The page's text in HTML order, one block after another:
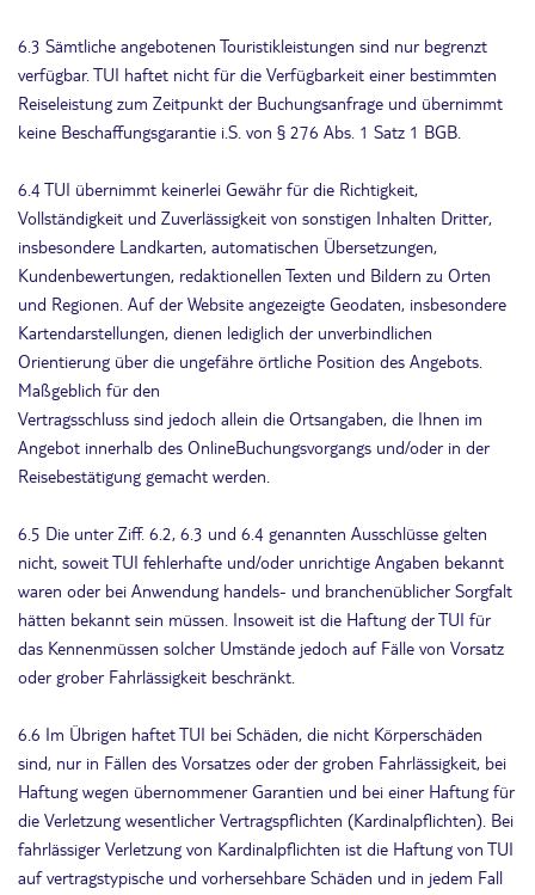
6.3 Sämtliche angebotenen Touristikleistungen sind nur begrenzt
verfügbar. TUI haftet nicht für die Verfügbarkeit einer bestimmten
Reiseleistung zum Zeitpunkt der Buchungsanfrage und übernimmt
keine Beschaffungsgarantie i.S. von § 276 Abs. 1 Satz 1 BGB.
6.4 TUI übernimmt keinerlei Gewähr für die Richtigkeit,
Vollständigkeit und Zuverlässigkeit von sonstigen Inhalten Dritter,
insbesondere Landkarten, automatischen Übersetzungen,
Kundenbewertungen, redaktionellen Texten und Bildern zu Orten
und Regionen. Auf der Website angezeigte Geodaten, insbesondere
Kartendarstellungen, dienen lediglich der unverbindlichen
Orientierung über die ungefähre örtliche Position des Angebots.
Maßgeblich für den
Vertragsschluss sind jedoch allein die Ortsangaben, die Ihnen im
Angebot innerhalb des OnlineBuchungsvorgangs und/oder in der
Reisebestätigung gemacht werden.
6.5 Die unter Ziff. 6.2, 6.3 und 6.4 genannten Ausschlüsse gelten
nicht, soweit TUI fehlerhafte und/oder unrichtige Angaben bekannt
waren oder bei Anwendung handels- und branchenüblicher Sorgfalt
hätten bekannt sein müssen. Insoweit ist die Haftung der TUI für
das Kennenmüssen solcher Umstände jedoch auf Fälle von Vorsatz
oder grober Fahrlässigkeit beschränkt.
6.6 Im Übrigen haftet TUI bei Schäden, die nicht Körperschäden
sind, nur in Fällen des Vorsatzes oder der groben Fahrlässigkeit, bei
Haftung wegen übernommener Garantien und bei einer Haftung für
die Verletzung wesentlicher Vertragspflichten (Kardinalpflichten). Bei
fahrlässiger Verletzung von Kardinalpflichten ist die Haftung von TUI
auf vertragstypische und vorhersehbare Schäden und in jedem Fall